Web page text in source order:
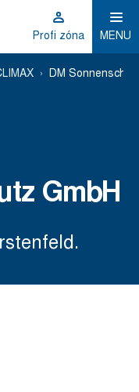
Profi zóna MENU
DM
GmbH